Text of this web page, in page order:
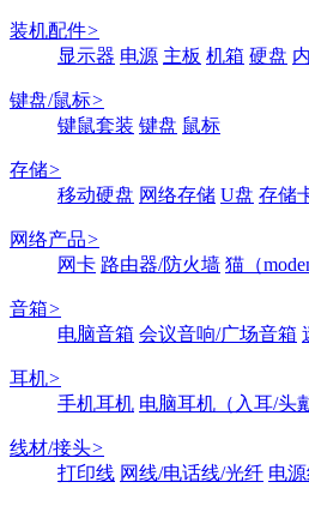
装机配件>
显示器 电源 主板 机箱 硬盘
键盘/鼠标>
键鼠套装 键盘 鼠标
存储>
移动硬盘 网络存储 U盘 存储
网络产品>
网卡 路由器/防火墙 猫（
音箱>
电脑音箱 会议音响/广场音箱
耳机>
手机耳机 电脑耳机（入耳/头
线材/接头>
打印线 网线/电话线/光纤 电